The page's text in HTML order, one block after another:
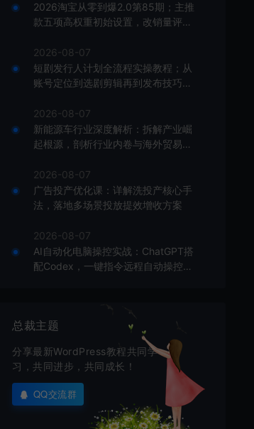
2026淘宝从零到爆2.0第85期；主推
款五项高权重初始设置，改销量评晒
2026-08-07
短剧发行人计划全流程实操教程；从
账号定位到选剧剪辑再到发布技巧，
2026-08-07
新能源车行业深度解析：拆解产业崛
起根源，剖析行业内卷与海外贸易争
2026-08-07
广告投产优化课：详解洗投产核心手
法，落地多场景投放提效增收方案
2026-08-07
AI自动化电脑操控实战：ChatGPT搭
配Codex，一键指令远程自动操控电
总裁主题
分享最新WordPress教程共同学
习，共同进步，共同成长！
QQ交流群